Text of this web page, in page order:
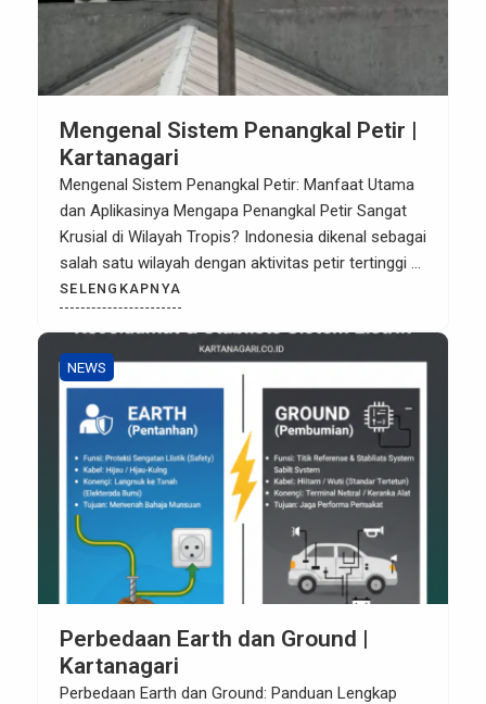
Mengenal Sistem Penangkal Petir |
Kartanagari
Mengenal Sistem Penangkal Petir: Manfaat Utama
dan Aplikasinya Mengapa Penangkal Petir Sangat
Krusial di Wilayah Tropis? Indonesia dikenal sebagai
salah satu wilayah dengan aktivitas petir tertinggi di
dunia. Bagi pemilik gedung, pengelola infrastruktur,
maupun hunian, petir bukan sekadar fenomena
alam biasa, melainkan ancaman nyata yang dapat
merusak perangkat elektronik, menyebabkan
kebakaran, hingga mengancam keselamatan jiwa.
SELENGKAPNYA
NEWS
Perbedaan Earth dan Ground |
Kartanagari
Perbedaan Earth dan Ground: Panduan Lengkap